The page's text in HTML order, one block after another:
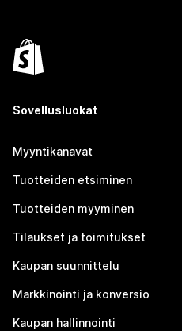
Sovellusluokat
Myyntikanavat
Tuotteiden etsiminen
Tuotteiden myyminen
Tilaukset ja toimitukset
Kaupan suunnittelu
Markkinointi ja konversio
Kaupan hallinnointi